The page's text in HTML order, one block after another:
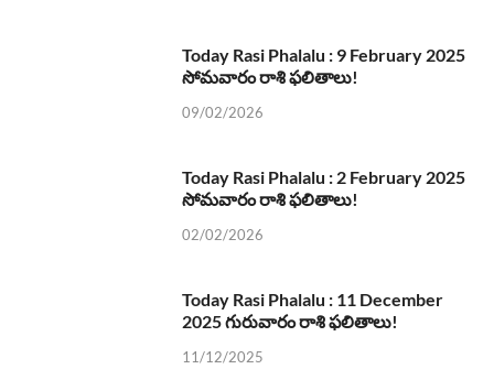
Today Rasi Phalalu : 9 February 2025
సోమవారం రాశి ఫలితాలు!
09/02/2026
Today Rasi Phalalu : 2 February 2025
సోమవారం రాశి ఫలితాలు!
02/02/2026
Today Rasi Phalalu : 11 December
2025 గురువారం రాశి ఫలితాలు!
11/12/2025